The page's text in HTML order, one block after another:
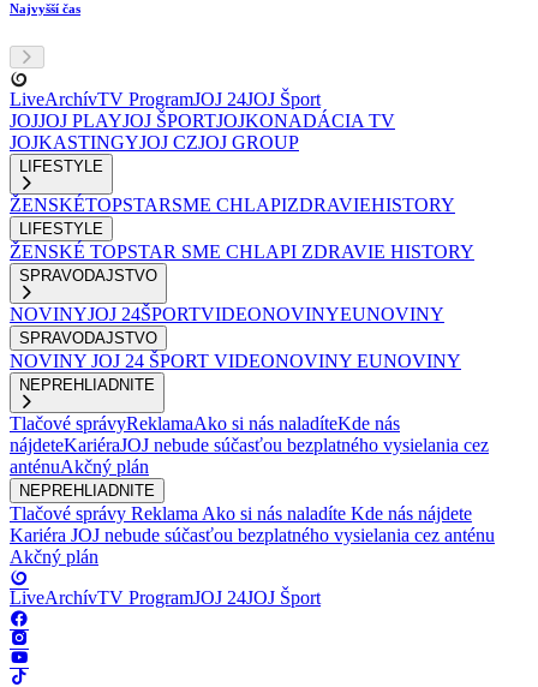
Najvyšší čas
LiveArchívTV ProgramJOJ 24JOJ Šport
JOJJOJ PLAYJOJ ŠPORTJOJKONADÁCIA TV
JOJKASTINGYJOJ CZJOJ GROUP
LIFESTYLE
ŽENSKÉTOPSTARSME CHLAPIZDRAVIEHISTORY
LIFESTYLE
ŽENSKÉ TOPSTAR SME CHLAPI ZDRAVIE HISTORY
SPRAVODAJSTVO
NOVINYJOJ 24ŠPORTVIDEONOVINYEUNOVINY
SPRAVODAJSTVO
NOVINY JOJ 24 ŠPORT VIDEONOVINY EUNOVINY
NEPREHLIADNITE
Tlačové správyReklamaAko si nás naladíteKde nás
nájdeteKariéraJOJ nebude súčasťou bezplatného vysielania cez
anténuAkčný plán
NEPREHLIADNITE
Tlačové správy ReklamaAko si nás naladíte Kde nás nájdete
Kariéra JOJ nebude súčasťou bezplatného vysielania cez anténu
Akčný plán
LiveArchívTV ProgramJOJ 24JOJ Šport